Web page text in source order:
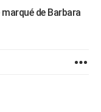
de Barbara